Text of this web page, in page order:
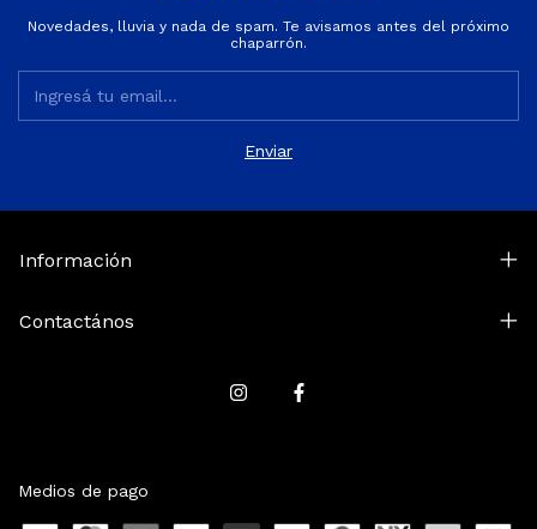
Novedades, lluvia y nada de spam. Te avisamos antes del próximo
chaparrón.
Información
Contactános
Medios de pago